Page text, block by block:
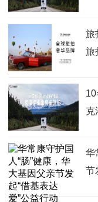
旅
旅
克
华
节